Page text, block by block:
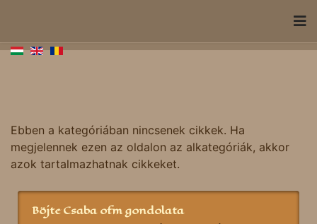
Ebben a kategóriában nincsenek cikkek. Ha
megjelennek ezen az oldalon az alkategóriák, akkor
azok tartalmazhatnak cikkeket.
Böjte Csaba ofm gondolata